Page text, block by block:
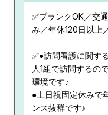
✅ブランクOK／交
み／年休120日以上
✅●訪問看護に関す
人1組で訪問するの
環境です♪
●土日祝固定休みで
ンス抜群です♪